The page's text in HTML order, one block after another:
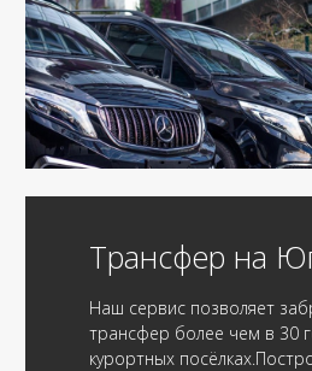
Трансфер на
Наш сервис позволяет
трансфер более чем в 30
курортных